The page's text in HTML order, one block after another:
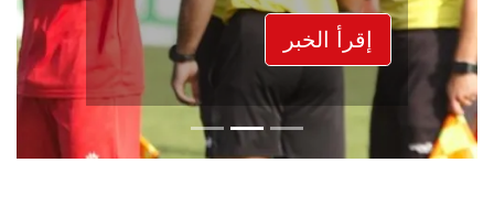
إقرأ الخبر